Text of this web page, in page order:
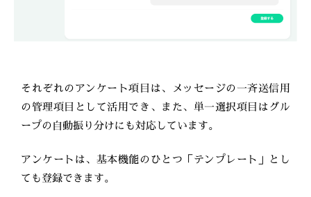
それぞれのアンケート項目は、メッセージの一斉送信用
の管理項目として活用でき、また、単一選択項目はグル
ープの自動振り分けにも対応しています。
アンケートは、基本機能のひとつ「テンプレート」とし
ても登録できます。